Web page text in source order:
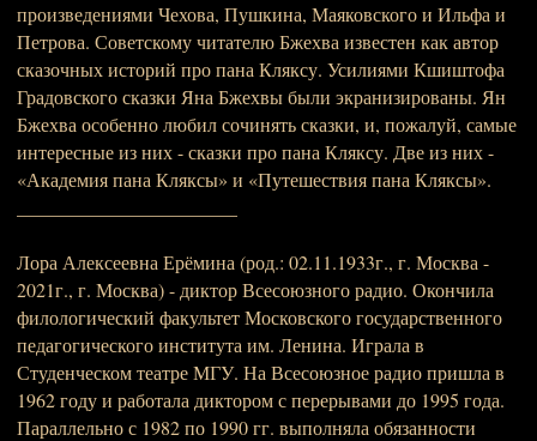
произведениями Чехова, Пушкина, Маяковского и Ильфа и
Петрова. Советскому читателю Бжехва известен как автор
сказочных историй про пана Кляксу. Усилиями Кшиштофа
Градовского сказки Яна Бжехвы были экранизированы. Ян
Бжехва особенно любил сочинять сказки, и, пожалуй, самые
интересные из них - сказки про пана Кляксу. Две из них -
«Академия пана Кляксы» и «Путешествия пана Кляксы».
Лора Алексеевна Ерёмина (род.: 02.11.1933г., г. Москва -
2021г., г. Москва) - диктор Всесоюзного радио. Окончила
филологический факультет Московского государственного
педагогического института им. Ленина. Играла в
Студенческом театре МГУ. На Всесоюзное радио пришла в
1962 году и работала диктором с перерывами до 1995 года.
Параллельно с 1982 по 1990 гг. выполняла обязанности